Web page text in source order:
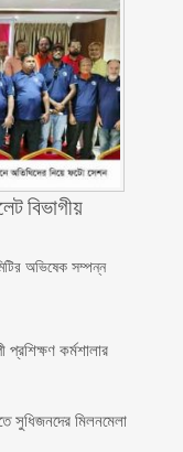
বিভাগীয়
অভিষেক সম্পন্ন
প্রশিক্ষণ কর্মশালার
সুধিজনদের মিলনমেলা